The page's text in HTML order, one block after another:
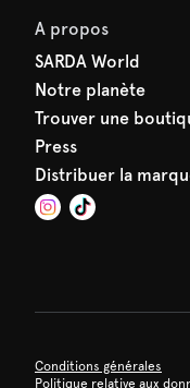
A propos
SARDA World
Notre planète
Trouver une
Press
Distribuer la
Conditions générales
Politique relative aux